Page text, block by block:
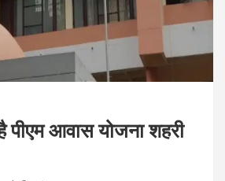
पीएम आवास योजना शहरी